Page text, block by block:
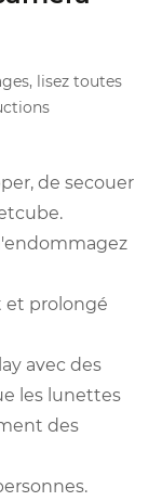
lisez toutes
de secouer
et prolongé
avec des
les lunettes
des